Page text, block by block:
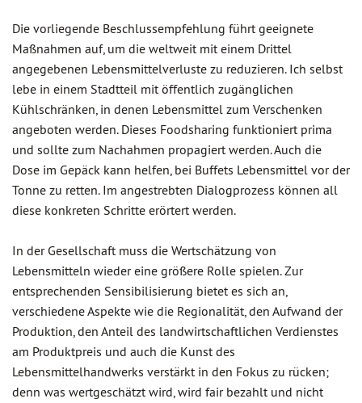
Die vorliegende Beschlussempfehlung führt geeignete
Maßnahmen auf, um die weltweit mit einem Drittel
angegebenen Lebensmittelverluste zu reduzieren. Ich selbst
lebe in einem Stadtteil mit öffentlich zugänglichen
Kühlschränken, in denen Lebensmittel zum Verschenken
angeboten werden. Dieses Foodsharing funktioniert prima
und sollte zum Nachahmen propagiert werden. Auch die
Dose im Gepäck kann helfen, bei Buffets Lebensmittel vor der
Tonne zu retten. Im angestrebten Dialogprozess können all
diese konkreten Schritte erörtert werden.
In der Gesellschaft muss die Wertschätzung von
Lebensmitteln wieder eine größere Rolle spielen. Zur
entsprechenden Sensibilisierung bietet es sich an,
verschiedene Aspekte wie die Regionalität, den Aufwand der
Produktion, den Anteil des landwirtschaftlichen Verdienstes
am Produktpreis und auch die Kunst des
Lebensmittelhandwerks verstärkt in den Fokus zu rücken;
denn was wertgeschätzt wird, wird fair bezahlt und nicht